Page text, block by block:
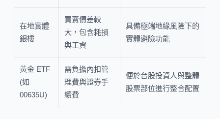
在地實體
銀樓
買賣價差較
大，包含耗損
與工資
具備極端地緣風險下的
實體避險功能
黃金 ETF
(如
00635U)
需負擔內扣管
理費與證券手
續費
便於台股投資人與整體
股票部位進行整合配置